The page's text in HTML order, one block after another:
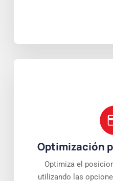
Optimización
Optimiza el
utilizando las